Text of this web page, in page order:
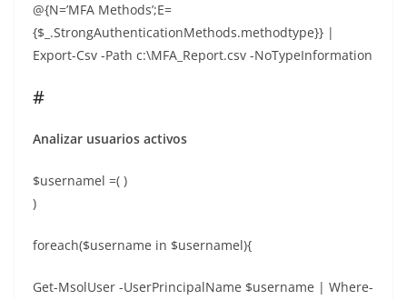
@{N=’MFA Methods’;E=
{$_.StrongAuthenticationMethods.methodtype}} |
Export-Csv -Path c:\MFA_Report.csv -NoTypeInformation
#
Analizar usuarios activos
$usernamel =( )
)
foreach($username in $usernamel){
Get-MsolUser -UserPrincipalName $username | Where-